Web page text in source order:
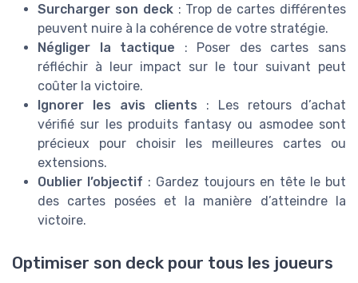
Surcharger son deck: Trop de cartes différentes
peuvent nuire à la cohérence de votre stratégie.
Négliger la tactique : Poser des cartes sans
réfléchir à leur impact sur le tour suivant peut
coûter la victoire.
Ignorer les avis clients : Les retours d’achat
vérifié sur les produits fantasy ou asmodee sont
précieux pour choisir les meilleures cartes ou
extensions.
Oublier l’objectif : Gardez toujours en tête le but
des cartes posées et la manière d’atteindre la
victoire.
Optimiser son deck pour tous les joueurs